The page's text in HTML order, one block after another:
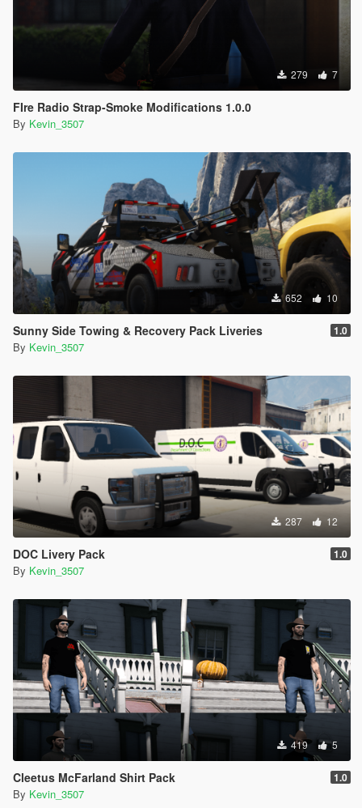
279 7
FIre Radio Strap-Smoke Modifications 1.0.0
By Kevin_3507
652 10
Sunny Side Towing & Recovery Pack Liveries 1.0
By Kevin_3507
287 12
DOC Livery Pack 1.0
By Kevin_3507
419 5
Cleetus McFarland Shirt Pack 1.0
By Kevin_3507